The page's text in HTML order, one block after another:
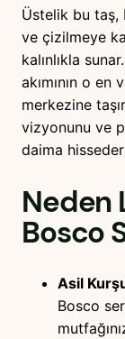
g
a
h
a
d
e
t
Üstelik bu taş,
ve çizilmeye
kalınlıkla
akımının o en
merkezine
vizyonunu ve
daima
Neden
Bosco
Asil
Bosco